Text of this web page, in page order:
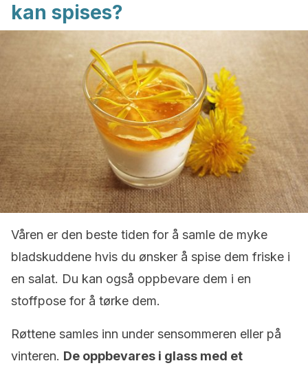
kan spises?
Våren er den beste tiden for å samle de myke
bladskuddene hvis du ønsker å spise dem friske i
en salat. Du kan også oppbevare dem i en
stoffpose for å tørke dem.
Røttene samles inn under sensommeren eller på
vinteren. De oppbevares i glass med et